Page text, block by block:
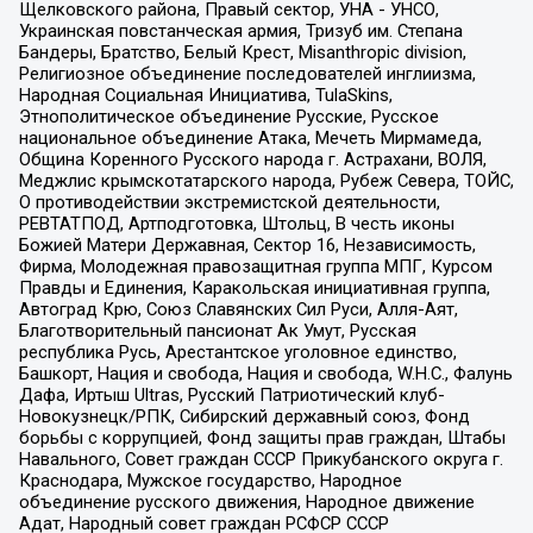
Щелковского района, Правый сектор, УНА - УНСО,
Украинская повстанческая армия, Тризуб им. Степана
Бандеры, Братство, Белый Крест, Misanthropic division,
Религиозное объединение последователей инглиизма,
Народная Социальная Инициатива, TulaSkins,
Этнополитическое объединение Русские, Русское
национальное объединение Атака, Мечеть Мирмамеда,
Община Коренного Русского народа г. Астрахани, ВОЛЯ,
Меджлис крымскотатарского народа, Рубеж Севера, ТОЙС,
О противодействии экстремистской деятельности,
РЕВТАТПОД, Артподготовка, Штольц, В честь иконы
Божией Матери Державная, Сектор 16, Независимость,
Фирма, Молодежная правозащитная группа МПГ, Курсом
Правды и Единения, Каракольская инициативная группа,
Автоград Крю, Союз Славянских Сил Руси, Алля-Аят,
Благотворительный пансионат Ак Умут, Русская
республика Русь, Арестантское уголовное единство,
Башкорт, Нация и свобода, Нация и свобода, W.H.С., Фалунь
Дафа, Иртыш Ultras, Русский Патриотический клуб-
Новокузнецк/РПК, Сибирский державный союз, Фонд
борьбы с коррупцией, Фонд защиты прав граждан, Штабы
Навального, Совет граждан СССР Прикубанского округа г.
Краснодара, Мужское государство, Народное
объединение русского движения, Народное движение
Адат, Народный совет граждан РСФСР СССР